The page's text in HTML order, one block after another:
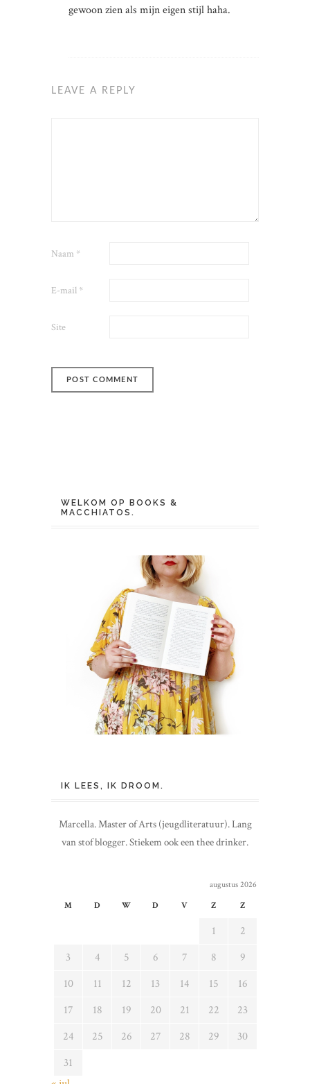
gewoon zien als mijn eigen stijl haha.
LEAVE A REPLY
Naam *
E-mail *
Site
WELKOM OP BOOKS &
MACCHIATOS.
IK LEES, IK DROOM.
Marcella. Master of Arts (jeugdliteratuur). Lang
van stof blogger. Stiekem ook een thee drinker.
augustus 2026
M
D W D V Z Z
1
2
3
4 5 6 7 8
9
10
11 12 13 14 15
16
17
18 19 20 21 22
23
24
25 26 27 28 29
30
31